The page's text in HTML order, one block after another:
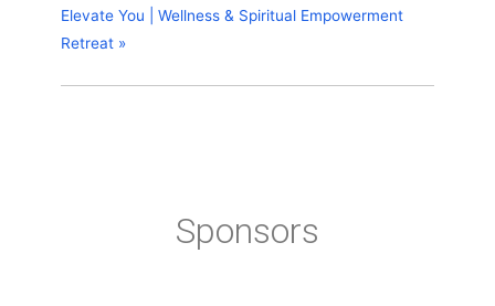
Elevate You | Wellness & Spiritual Empowerment
Retreat »
Sponsors